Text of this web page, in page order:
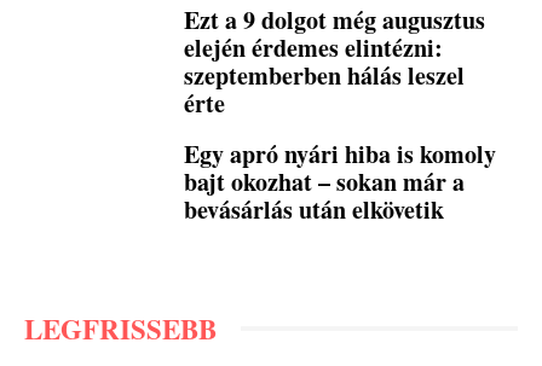
Ezt a 9 dolgot még augusztus
elején érdemes elintézni:
szeptemberben hálás leszel
érte
Egy apró nyári hiba is komoly
bajt okozhat – sokan már a
bevásárlás után elkövetik
LEGFRISSEBB